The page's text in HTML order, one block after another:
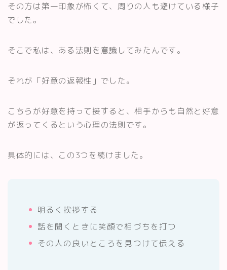
その方は第一印象が怖くて、周りの人も避けている様子
でした。
そこで私は、ある法則を意識してみたんです。
それが「好意の返報性」でした。
こちらが好意を持って接すると、相手からも自然と好意
が返ってくるという心理の法則です。
具体的には、この3つを続けました。
明るく挨拶する
話を聞くときに笑顔で相づちを打つ
その人の良いところを見つけて伝える